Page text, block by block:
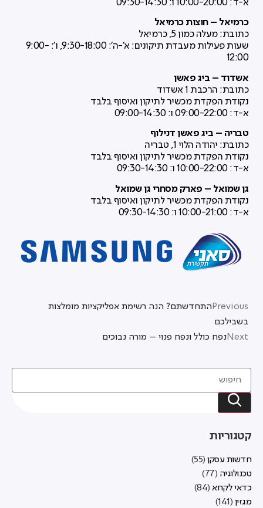
קטגוריות
חדשות עסקן (55)
טכנולוגיה (77)
כדאי לקרוא (84)
מגזין (141)
א-ד: 10:00-20:00 ו: 09:30-14:30
כרמיאל – חוצות כרמיאל
כתובת:מעלה כמון 5,
כרמיאל
שעות פעילות מעבדת תיקונים: א'-ה': 9:30-18:00, ו': 9:00-
12:00
אשדוד – ביג פאשן
כתובת: הרכבת 1 אשדוד
נקודת הפקדת מכשיר לתיקון ואיסוף בלבד
א-ד: 09:00-22:00 ו: 09:00-14:30
טבריה – ביג פאשן דנילוף
כתובת: יהודה הלוי 1,
טבריה
נקודת הפקדת מכשיר לתיקון ואיסוף בלבד
א-ד: 10:00-22:00 ו: 09:30-14:30
גן שמואל – פארק מסחרי גן שמואל
נקודת הפקדת מכשיר לתיקון ואיסוף בלבד
א-ד: 10:00-21:00 ו: 09:30-14:30
Previousהתחדשתם? הנה רשימת אפליקציות מומלצות
בשבילכם
Nextנפח כולל ונפח פנוי – מורה נבוכים